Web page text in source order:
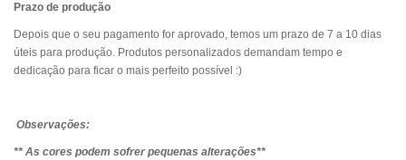
Prazo de produção
Depois que o seu pagamento for aprovado, temos um prazo de 7 a 10 dias
úteis para produção. Produtos personalizados demandam tempo e
dedicação para ficar o mais perfeito possível :)
Observações:
** As cores podem sofrer pequenas alterações**